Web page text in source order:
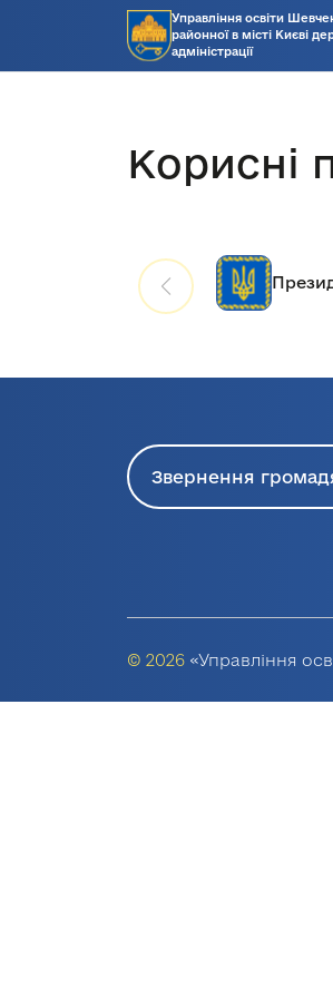
Управління освіти
районної в місті Києві
адміністрації
Корисні
Звернення
© 2026 «Управління